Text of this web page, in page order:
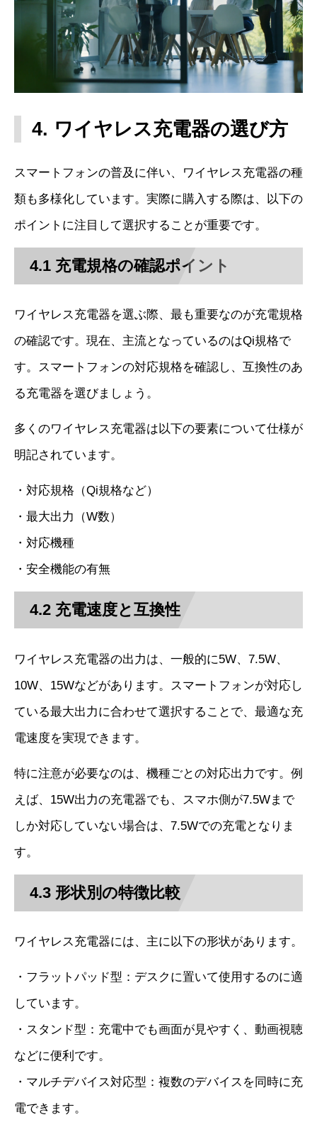
4. ワイヤレス充電器の選び方
スマートフォンの普及に伴い、ワイヤレス充電器の種
類も多様化しています。実際に購入する際は、以下の
ポイントに注目して選択することが重要です。
4.1 充電規格の確認ポイント
ワイヤレス充電器を選ぶ際、最も重要なのが充電規格
の確認です。現在、主流となっているのはQi規格で
す。スマートフォンの対応規格を確認し、互換性のあ
る充電器を選びましょう。
多くのワイヤレス充電器は以下の要素について仕様が
明記されています。
・対応規格（Qi規格など）
・最大出力（W数）
・対応機種
・安全機能の有無
4.2 充電速度と互換性
ワイヤレス充電器の出力は、一般的に5W、7.5W、
10W、15Wなどがあります。スマートフォンが対応し
ている最大出力に合わせて選択することで、最適な充
電速度を実現できます。
特に注意が必要なのは、機種ごとの対応出力です。例
えば、15W出力の充電器でも、スマホ側が7.5Wまで
しか対応していない場合は、7.5Wでの充電となりま
す。
4.3 形状別の特徴比較
ワイヤレス充電器には、主に以下の形状があります。
・フラットパッド型：デスクに置いて使用するのに適
しています。
・スタンド型：充電中でも画面が見やすく、動画視聴
などに便利です。
・マルチデバイス対応型：複数のデバイスを同時に充
電できます。